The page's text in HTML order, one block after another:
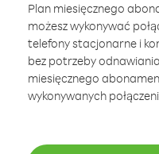
Plan miesięcznego
możesz wykonywać
telefony stacjonarne i
bez potrzeby
miesięcznego
wykonywanych